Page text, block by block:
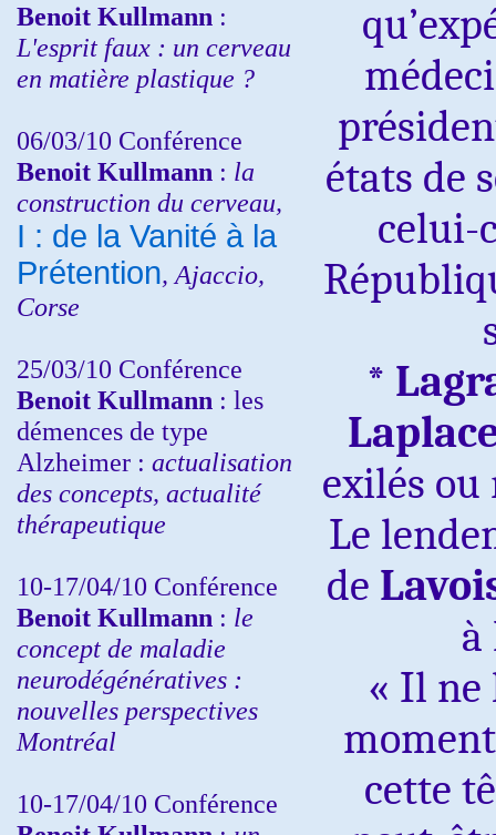
Benoit Kullmann :
L'esprit faux : un cerveau
en matière plastique ?
06/03/10 Conférence
Benoit Kullmann : la
construction du cerveau,
I : de la Vanité à la
Prétention, Ajaccio,
Corse
25/03/10 Conférence
Benoit Kullmann : les
démences de type
Alzheimer : actualisation
des concepts, actualité
thérapeutique
10-17/04/10 Conférence
Benoit Kullmann : le
concept de maladie
neurodégénératives :
nouvelles perspectives
Montréal
10-17/04/10 Conférence
états de
celui-
*
exilés ou
Le
de
à
« Il ne
cette